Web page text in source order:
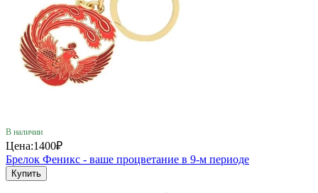
В наличии
Цена:1400₽
Брелок Феникс - ваше процветание в 9-м периоде
Купить